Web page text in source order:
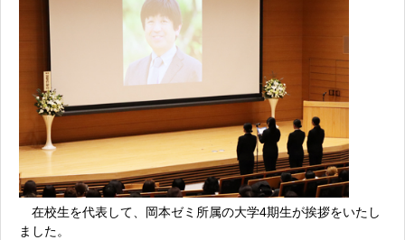
在校生を代表して、岡本ゼミ所属の大学4期生が挨拶をいたし
ました。